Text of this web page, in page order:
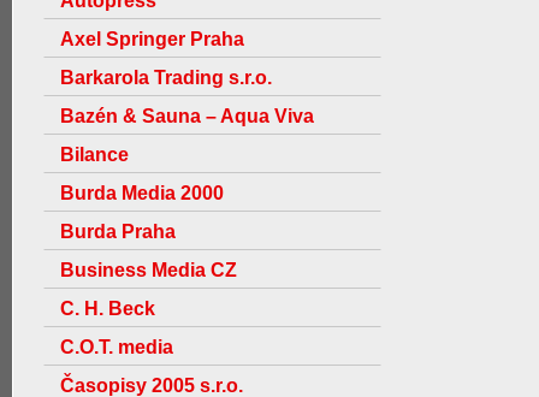
Axel Springer Praha
Barkarola Trading s.r.o.
Bazén & Sauna – Aqua Viva
Bilance
Burda Media 2000
Burda Praha
Business Media CZ
C. H. Beck
C.O.T. media
Časopisy 2005 s.r.o.